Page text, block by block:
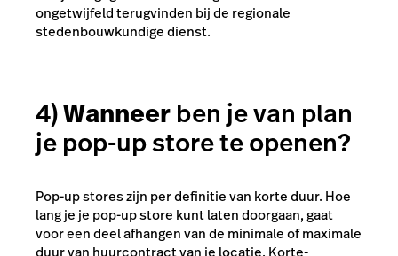
ongetwijfeld terugvinden bij de regionale
stedenbouwkundige dienst.
4)Wanneer ben je van plan
je pop-up store te openen?
Pop-up stores zijn per definitie van korte duur. Hoe
lang je je pop-up store kunt laten doorgaan, gaat
voor een deel afhangen van de minimale of maximale
duur van huurcontract van je locatie. Korte-